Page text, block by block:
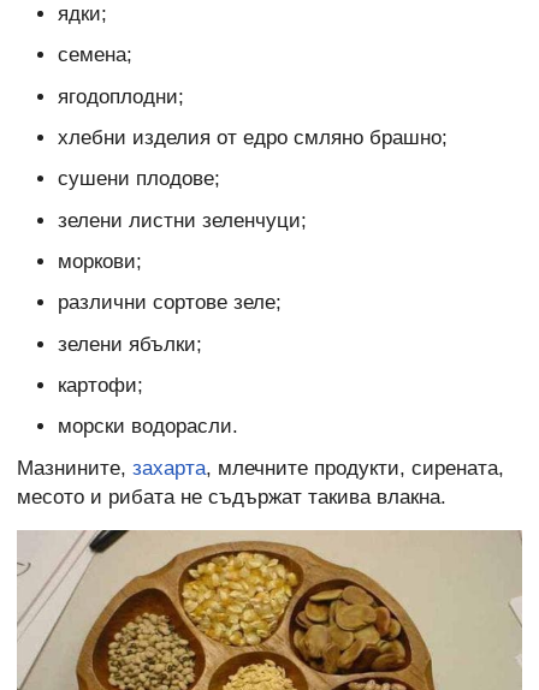
ядки;
семена;
ягодоплодни;
хлебни изделия от едро смляно брашно;
сушени плодове;
зелени листни зеленчуци;
моркови;
различни сортове зеле;
зелени ябълки;
картофи;
морски водорасли.
Мазнините, захарта, млечните продукти, сирената,
месото и рибата не съдържат такива влакна.